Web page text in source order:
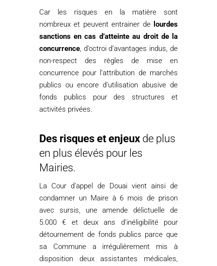
Car les risques en la matière sont
nombreux et peuvent entrainer de lourdes
sanctions en cas d’atteinte au droit de la
concurrence, d’octroi d’avantages indus, de
non-respect des règles de mise en
concurrence pour l’attribution de marchés
publics ou encore d’utilisation abusive de
fonds publics pour des structures et
activités privées.
Des risques et enjeuxde plus
en plus élevés pour les
Mairies.
La Cour d’appel de Douai vient ainsi de
condamner un Maire à 6 mois de prison
avec sursis, une amende délictuelle de
5.000 € et deux ans d’inéligibilité pour
détournement de fonds publics parce que
sa Commune a irrégulièrement mis à
disposition deux assistantes médicales,